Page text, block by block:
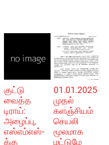
குட்டு
வைத்த
டிராய்:
அழைப்பு,
எஸ்எம்எஸ்-
க்கு
01.01.2025
முதல்
களஞ்சியம்
செயலி
மூலமாக
மட்டுமே